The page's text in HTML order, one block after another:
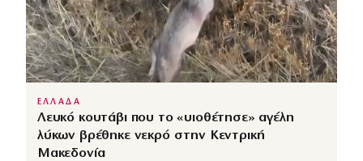
ΕΛΛΑΔΑ
Λευκό κουτάβι που το «υιοθέτησε» αγέλη
λύκων βρέθηκε νεκρό στην Κεντρική
Μακεδονία